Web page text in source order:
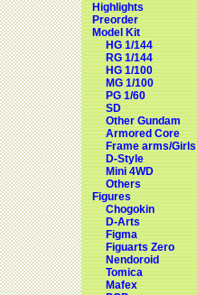
Highlights
Preorder
Model Kit
HG 1/144
RG 1/144
HG 1/100
MG 1/100
PG 1/60
SD
Other Gundam
Armored Core
Frame arms/Girls
D-Style
Mini 4WD
Others
Figures
Chogokin
D-Arts
Figma
Figuarts Zero
Nendoroid
Tomica
Mafex